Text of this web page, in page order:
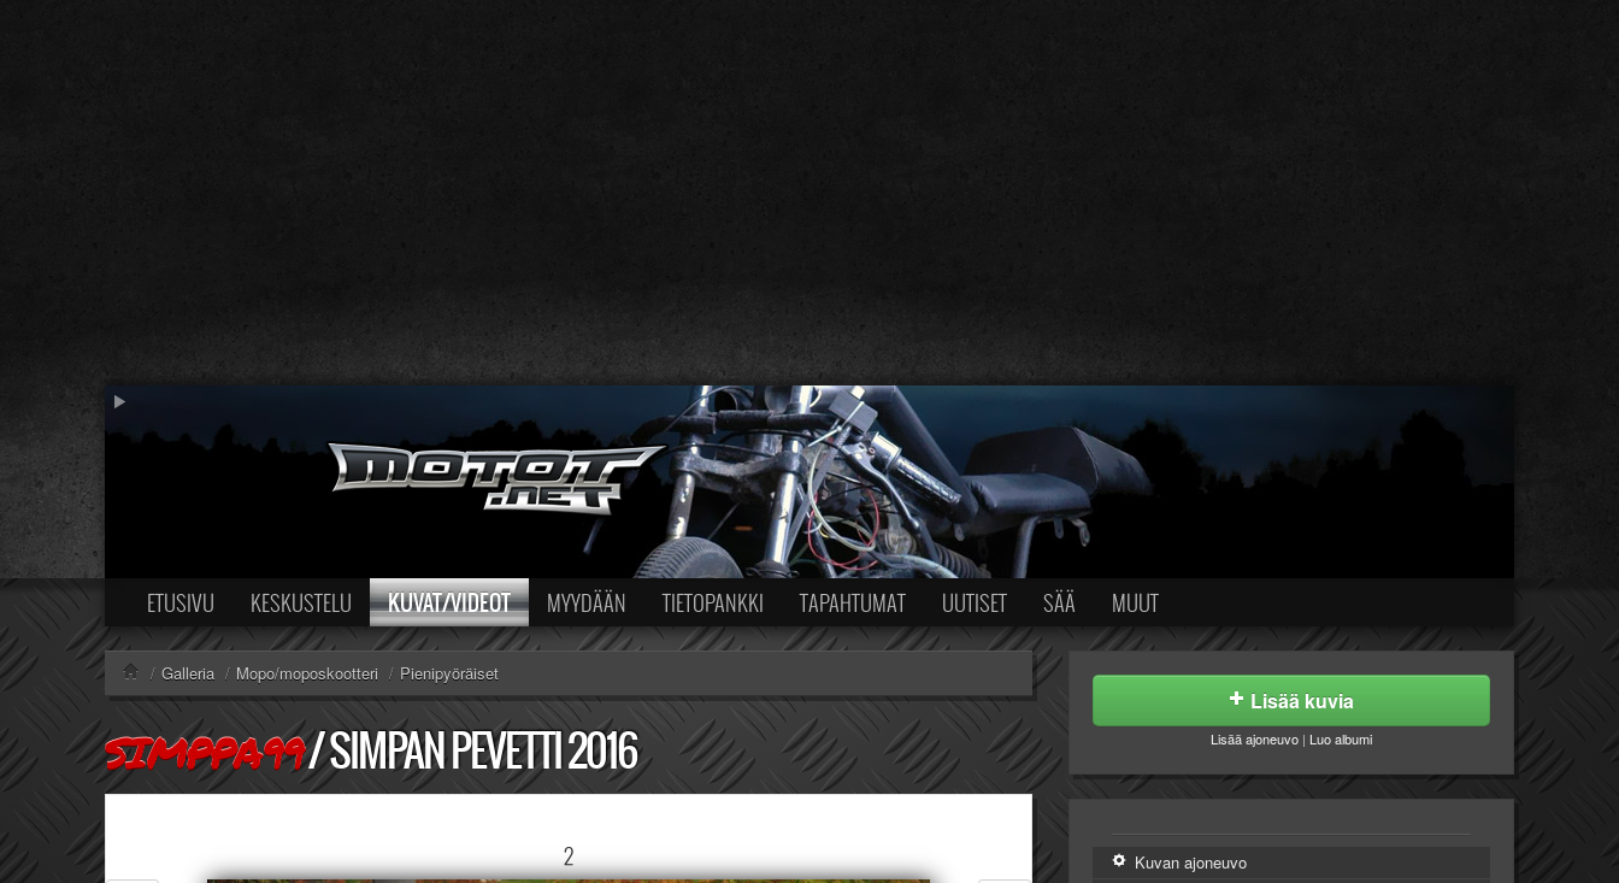
ETUSIVU KESKUSTELU KUVAT/VIDEOT MYYDÄÄN TIETOPANKKI TAPAHTUMAT UUTISET SÄÄ MUUT
/ Galleria / Mopo/moposkootteri / Pienipyöräiset
SIMPPA99/SIMPAN PEVETTI 2016
2
Lisää kuvia
Lisää ajoneuvo | Luo albumi
Kuvan ajoneuvo